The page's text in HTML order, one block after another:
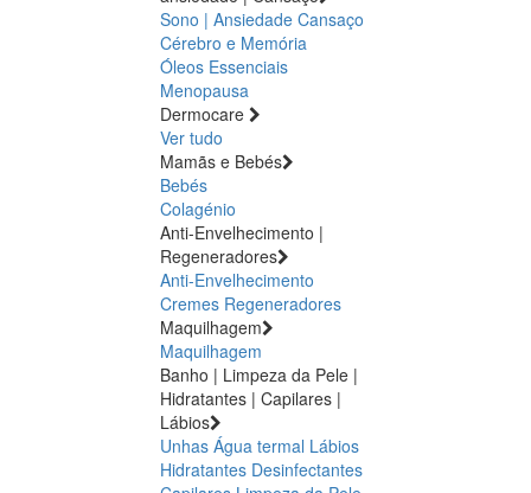
Sono | Ansiedade Cansaço
Cérebro e Memória
Óleos Essenciais
Menopausa
Dermocare
Ver tudo
Mamãs e Bebés
Bebés
Colagénio
Anti-Envelhecimento |
Regeneradores
Anti-Envelhecimento
Cremes Regeneradores
Maquilhagem
Maquilhagem
Banho | Limpeza da Pele |
Hidratantes | Capilares |
Lábios
Unhas Água termal Lábios
Hidratantes Desinfectantes